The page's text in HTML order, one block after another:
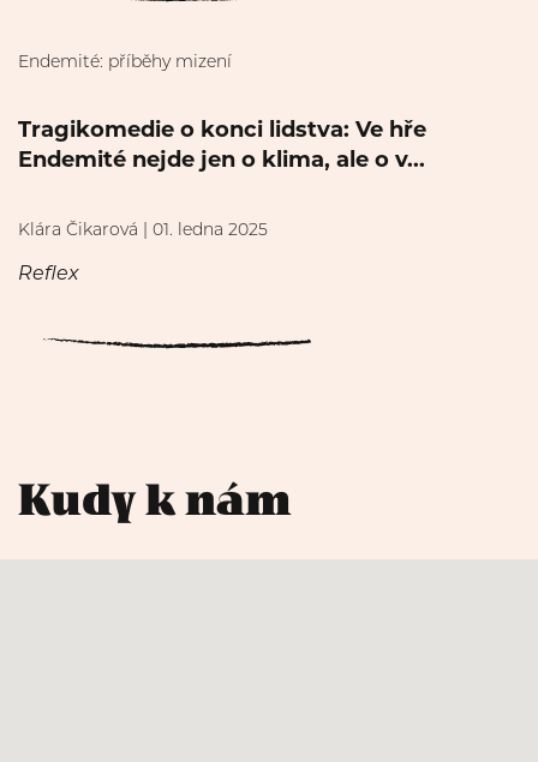
Endemité: příběhy mizení
Tragikomedie o konci lidstva: Ve hře
Endemité nejde jen o klima, ale o v...
Klára Čikarová | 01. ledna 2025
Reflex
Kudy k nám